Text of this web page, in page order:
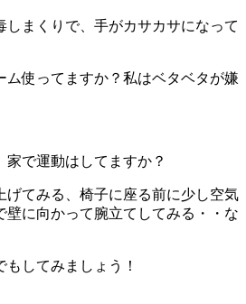
しまくりで、手がカサカサになって
ム使ってますか？私はベタベタが嫌
家で運動はしてますか？
げてみる、椅子に座る前に少し空気
壁に向かって腕立てしてみる・・な
してみましょう！